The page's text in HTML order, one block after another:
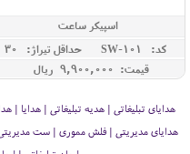
اسپیکر ساعت
کد: SW-101
حداقل تيراژ: 30
قیمت: 9,900,000 ريال
هدایای تبلیغاتی | هدیه تبلیغاتی | هدایا |
هدایای مدیریتی | فلش مموری | ست